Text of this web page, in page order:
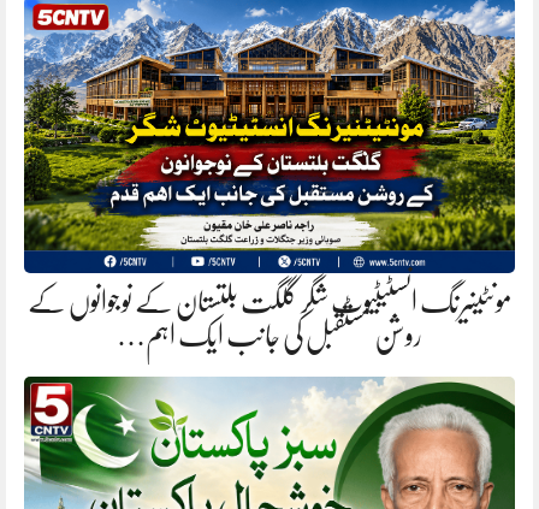
مونٹینیرنگ انسٹیٹیوٹ شگر گلگت بلتستان کے نوجوانوں کے
روشن مستقبل کی جانب ایک اہم…